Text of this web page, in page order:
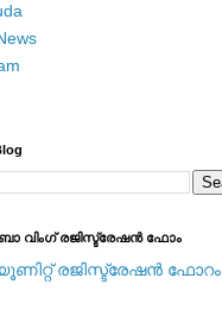
വിംഗ് രജിസ്ട്രേഷന്‍ ഫോം
രജിസ്ട്രേഷന്‍ ഫോറം